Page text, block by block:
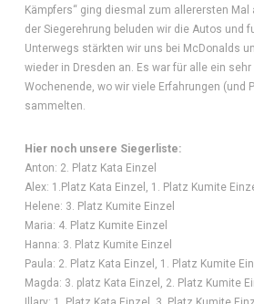
Kämpfers“ ging diesmal zum allerersten Mal
der Siegerehrung beluden wir die Autos und
Unterwegs stärkten wir uns bei McDonalds
wieder in Dresden an. Es war für alle ein
Wochenende, wo wir viele Erfahrungen (und
sammelten.
Hier noch unsere Siegerliste:
Anton: 2. Platz Kata Einzel
Alex: 1.Platz Kata Einzel, 1. Platz Kumite
Helene: 3. Platz Kumite Einzel
Maria: 4. Platz Kumite Einzel
Hanna: 3. Platz Kumite Einzel
Paula: 2. Platz Kata Einzel, 1. Platz Kumite
Magda: 3. platz Kata Einzel, 2. Platz Kumite